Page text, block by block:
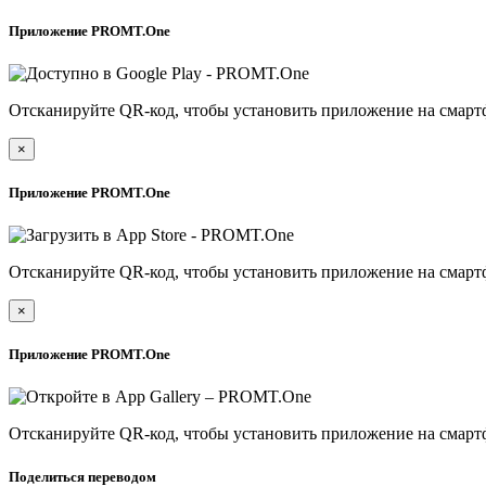
Приложение PROMT.One
Отсканируйте QR-код, чтобы установить приложение на
×
Приложение PROMT.One
Отсканируйте QR-код, чтобы установить приложение на
×
Приложение PROMT.One
Отсканируйте QR-код, чтобы установить приложение на
Поделиться переводом